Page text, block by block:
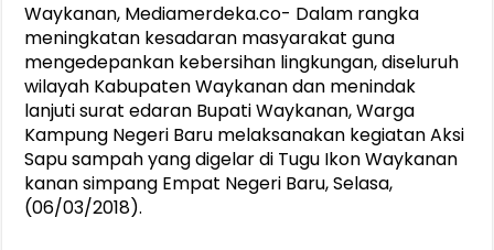
Waykanan, Mediamerdeka.co- Dalam rangka
meningkatan kesadaran masyarakat guna
mengedepankan kebersihan lingkungan, diseluruh
wilayah Kabupaten Waykanan dan menindak
lanjuti surat edaran Bupati Waykanan, Warga
Kampung Negeri Baru melaksanakan kegiatan Aksi
Sapu sampah yang digelar di Tugu Ikon Waykanan
kanan simpang Empat Negeri Baru, Selasa,
(06/03/2018).